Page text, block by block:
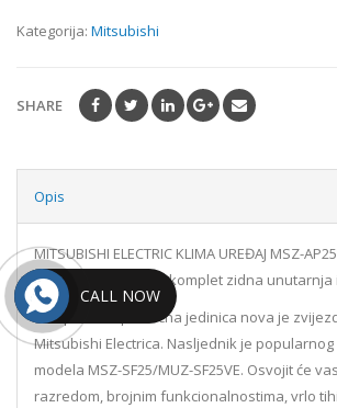
Kategorija: Mitsubishi
SHARE
Opis
MITSUBISHI ELECTRIC KLIMA UREĐAJ MSZ-
SUPER INVERTER + – komplet zidna
Kompaktna i privlačna jedinica nova je
Mitsubishi Electrica. Nasljednik je
modela MSZ-SF25/MUZ-SF25VE. Osvojit će
razredom, brojnim funkcionalnostima, vrlo
CALL NOW